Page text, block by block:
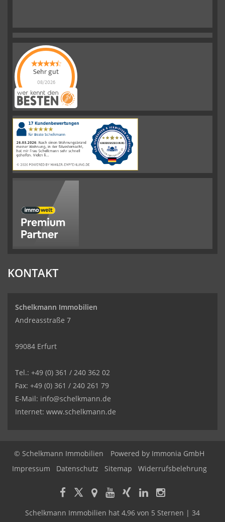
Sehr gut
08/2026
Schelkmann
Immobilienhat
|110Schelkmann
ImmobilienBewertungen
auf
werkenntdenBESTEN.de
KONTAKT
Schelkmann Immobilien
Andreasstraße 7
99084 Erfurt
Tel.: +49 (0) 361 / 240 362 02
Fax: +49 (0) 361 / 240 261 79
E-Mail: info@schelkmann.de
Internet: www.schelkmann.de
© Schelkmann Immobilien Powered by Immonia GmbH
Impressum
Datenschutz Sitemap Widerrufsbelehrung
Schelkmann Immobilien hat 4,96 von 5 Sternen | 34